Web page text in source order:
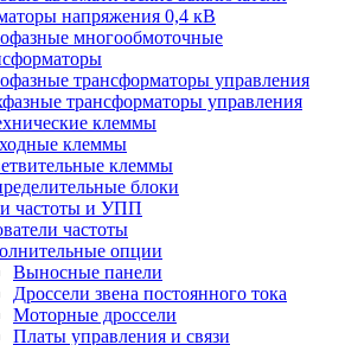
напряжения 0,4 кВ
многообмоточные
трансформаторы управления
трансформаторы управления
клеммы
клеммы
клеммы
блоки
частоты и УПП
частоты
опции
Выносные панели
Дроссели звена постоянного тока
Моторные дроссели
Платы управления и связи